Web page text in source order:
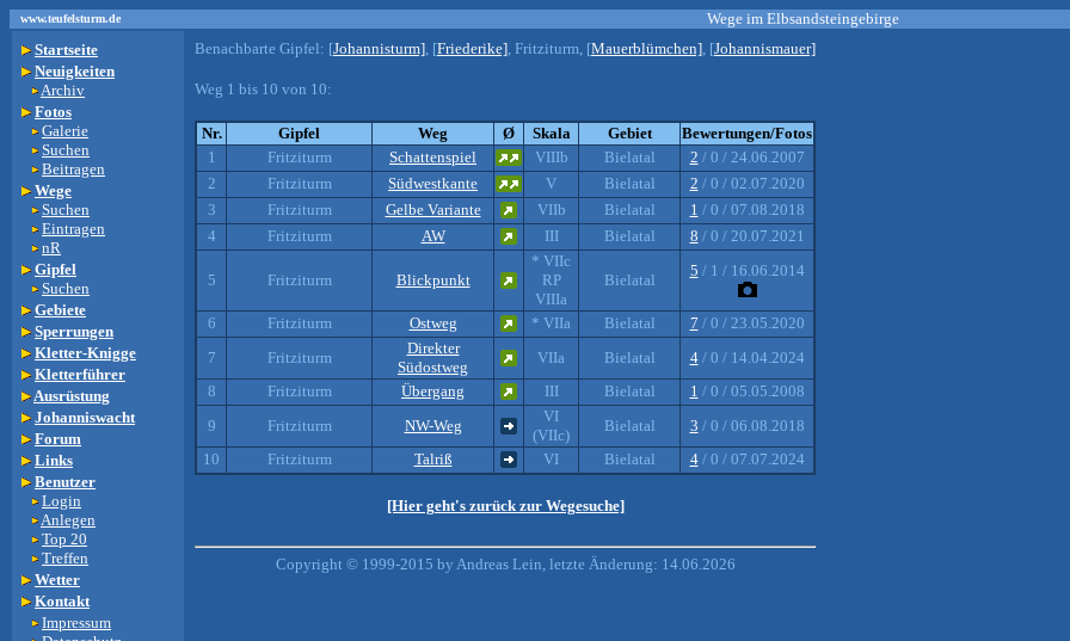
www.teufelsturm.de Wege im Elbsandsteingebirge
Startseite
Neuigkeiten
Archiv
Fotos
Galerie
Suchen
Beitragen
Wege
Suchen
Eintragen
nR
Gipfel
Suchen
Gebiete
Sperrungen
Kletter-Knigge
Kletterführer
Ausrüstung
Johanniswacht
Forum
Links
Benutzer
Login
Anlegen
Top 20
Treffen
Wetter
Kontakt
Impressum
Benachbarte Gipfel: [Johannisturm], [Friederike], Fritziturm, [Mauerblümchen], [Johannismauer]
Weg 1 bis 10 von 10:
Nr. Gipfel Weg Ø Skala Gebiet
Bewertungen/Fotos
1
Fritziturm Schattenspiel VIIIb Bielatal 2 / 0 / 24.06.2007
2
Fritziturm Südwestkante V Bielatal 2 / 0 / 02.07.2020
3
Fritziturm Gelbe Variante VIIb Bielatal 1 / 0 / 07.08.2018
4
Fritziturm AW III Bielatal 8 / 0 / 20.07.2021
5 Fritziturm Blickpunkt
* VIIc
RP
VIIIa
Bielatal
5 / 1 / 16.06.2014
6 Fritziturm Ostweg * VIIa Bielatal 7 / 0 / 23.05.2020
7
Fritziturm
Direkter
Südostweg
VIIa Bielatal 4/ 0 / 14.04.2024
8
Fritziturm Übergang III Bielatal 1 / 0 / 05.05.2008
9
Fritziturm NW-Weg
VI
(VIIc)
Bielatal 3 / 0 / 06.08.2018
10
Fritziturm Talriß VI Bielatal 4/ 0 / 07.07.2024
[Hier geht's zurück zur Wegesuche]
Copyright © 1999-2015 by Andreas Lein, letzte Änderung: 14.06.2026